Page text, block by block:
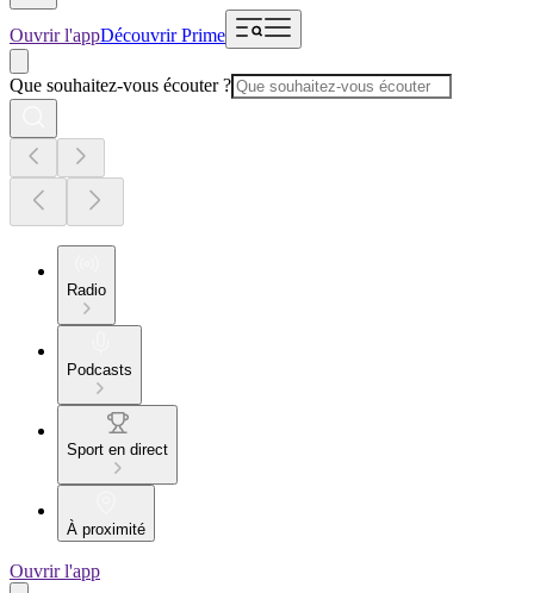
Ouvrir l'appDécouvrir Prime
Que souhaitez-vous écouter ?
Radio
Podcasts
Sport en direct
À proximité
Ouvrir l'app